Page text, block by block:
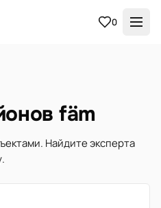
0
fäm
Найдите эксперта